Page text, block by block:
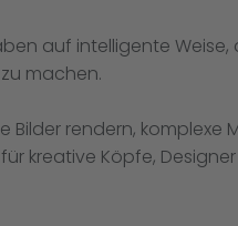
auf intelligente
machen.
Bilder rendern,
kreative Köpfe,